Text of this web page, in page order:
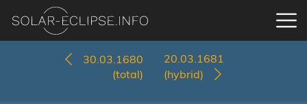
30.03.1680
(total)
20.03.1681
(hybrid)